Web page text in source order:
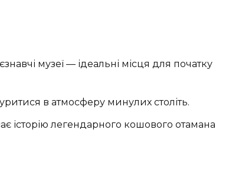
музеї — ідеальні місця для початку
в атмосферу минулих століть.
історію легендарного кошового отамана